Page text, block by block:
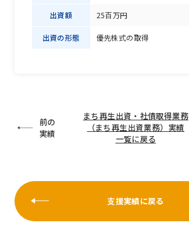
出資額 25百万円
出資の形態 優先株式の取得
前の
実績
まち再生出資・社債取得業務
（まち再生出資業務） 実績
一覧に戻る
支援実績に戻る